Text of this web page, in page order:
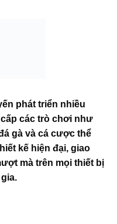
phát triển nhiều
các trò chơi như
gà và cá cược thể
kế hiện đại, giao
mà trên mọi thiết bị